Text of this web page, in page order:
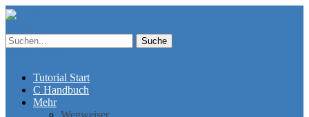
Tutorial Start
C Handbuch
Mehr
Wegweiser